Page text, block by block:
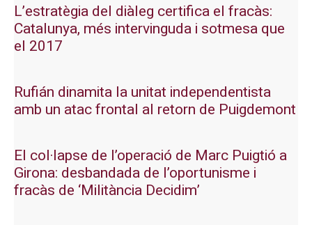
L’estratègia del diàleg certifica el fracàs:
Catalunya, més intervinguda i sotmesa que
el 2017
Rufián dinamita la unitat independentista
amb un atac frontal al retorn de Puigdemont
El col·lapse de l’operació de Marc Puigtió a
Girona: desbandada de l’oportunisme i
fracàs de ‘Militància Decidim’